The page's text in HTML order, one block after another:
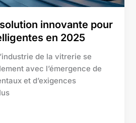
innovante pour
en 2025
de la vitrerie se
avec l’émergence de
et d’exigences